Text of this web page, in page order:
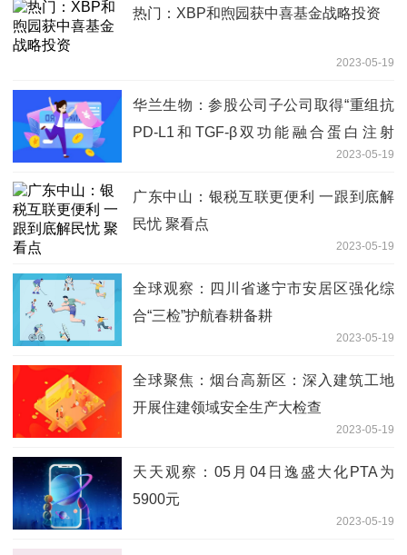
热门：XBP和煦园获中喜基金战略投资
2023-05-19
华兰生物：参股公司子公司取得“重组抗
PD-L1和TGF-β双功能融合蛋白注射
液”药物临床试验批准通知书_天天聚看点
2023-05-19
广东中山：银税互联更便利 一跟到底解
民忧 聚看点
2023-05-19
全球观察：四川省遂宁市安居区强化综
合“三检”护航春耕备耕
2023-05-19
全球聚焦：烟台高新区：深入建筑工地
开展住建领域安全生产大检查
2023-05-19
天天观察：05月04日逸盛大化PTA为
5900元
2023-05-19